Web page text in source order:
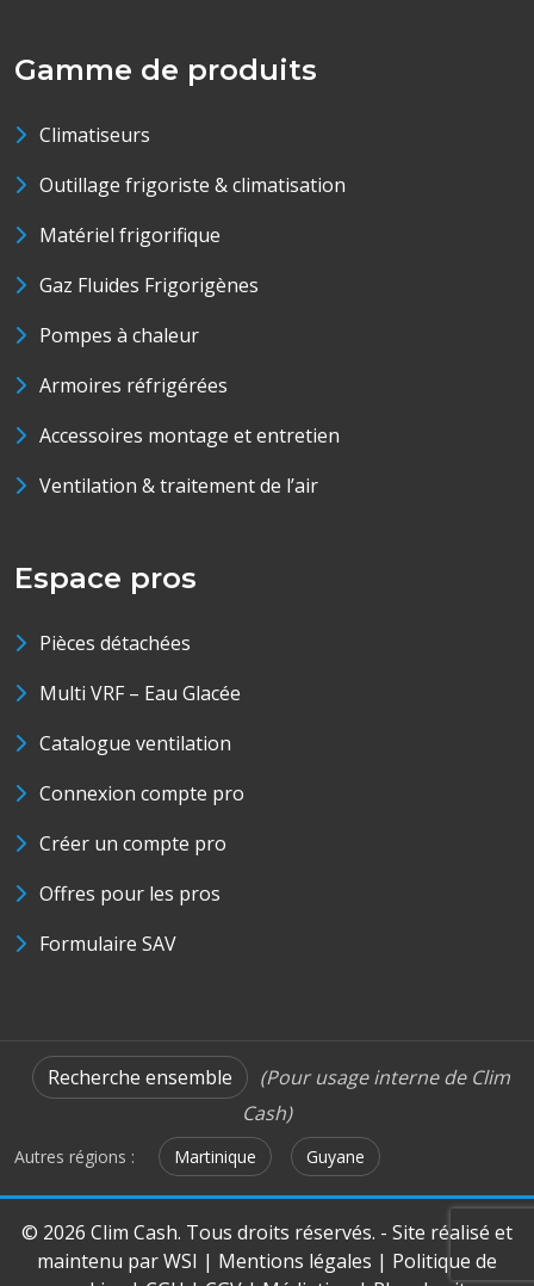
Gamme de produits
Climatiseurs
Outillage frigoriste & climatisation
Matériel frigorifique
Gaz Fluides Frigorigènes
Pompes à chaleur
Armoires réfrigérées
Accessoires montage et entretien
Ventilation & traitement de l’air
Espace pros
Pièces détachées
Multi VRF – Eau Glacée
Catalogue ventilation
Connexion compte pro
Créer un compte pro
Offres pour les pros
Formulaire SAV
Recherche ensemble
(Pour usage interne de Clim
Cash)
Autres régions : Martinique Guyane
© 2026 Clim Cash. Tous droits réservés. - Site réalisé et
maintenu parWSI | Mentions légales | Politique de